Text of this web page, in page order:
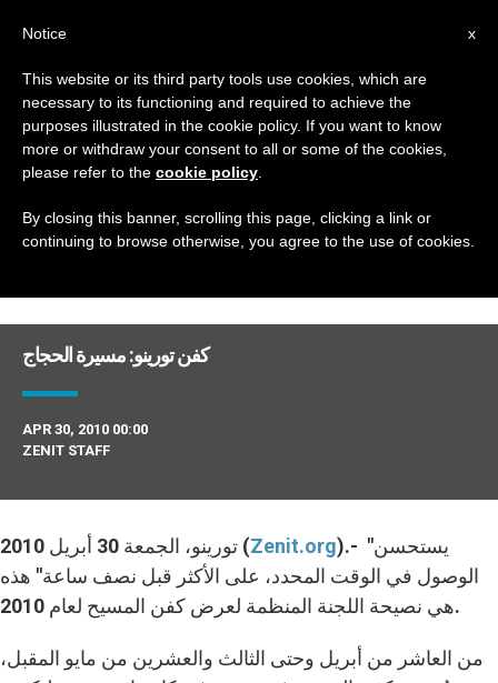
DAY
April 30th, 2010
DERNIÈRES NOUVELLES
كفن تورينو: مسيرة الحجاج
APR 30, 2010 00:00
ZENIT STAFF
تورينو، الجمعة 30 أبريل 2010 (Zenit.org).- "يستحسن
الوصول في الوقت المحدد، على الأكثر قبل نصف ساعة" هذه
هي نصيحة اللجنة المنظمة لعرض كفن المسيح لعام 2010.
من العاشر من أبريل وحتى الثالث والعشرين من مايو المقبل،
x
Notice
This website or its third party tools use cookies, which are
necessary to its functioning and required to achieve the
purposes illustrated in the cookie policy. If you want to know
more or withdraw your consent to all or some of the cookies,
please refer to the cookie policy
By closing this banner, scrolling this page, clicking a link or
continuing to browse otherwise, you agree to the use of cookies.